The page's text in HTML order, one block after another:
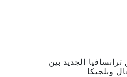
الجديد بين
وبلجيكا